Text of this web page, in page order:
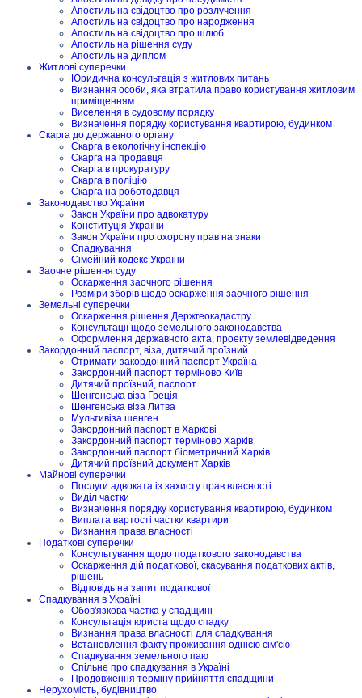
Апостиль на свідоцтво про розлучення
Апостиль на свідоцтво про народження
Апостиль на свідоцтво про шлюб
Апостиль на рішення суду
Апостиль на диплом
Житлові суперечки
Юридична консультація з житлових питань
Визнання особи, яка втратила право користування житловим
приміщенням
Виселення в судовому порядку
Визначення порядку користування квартирою, будинком
Скарга до державного органу
Скарга в екологічну інспекцію
Скарга на продавця
Скарга в прокуратуру
Скарга в поліцію
Скарга на роботодавця
Законодавство України
Закон України про адвокатуру
Конституція України
Закон України про охорону прав на знаки
Спадкування
Сімейний кодекс України
Заочне рішення суду
Оскарження заочного рішення
Розміри зборів щодо оскарження заочного рішення
Земельні суперечки
Оскарження рішення Держгеокадастру
Консультації щодо земельного законодавства
Оформлення державного акта, проекту землевідведення
Закордонний паспорт, віза, дитячий проїзний
Отримати закордонний паспорт Україна
Закордонний паспорт терміново Київ
Дитячий проїзний, паспорт
Шенгенська віза Греція
Шенгенська віза Литва
Мультивіза шенген
Закордонний паспорт в Харкові
Закордонний паспорт терміново Харків
Закордонний паспорт біометричний Харків
Дитячий проїзний документ Харків
Майнові суперечки
Послуги адвоката із захисту прав власності
Виділ частки
Визначення порядку користування квартирою, будинком
Виплата вартості частки квартири
Визнання права власності
Податкові суперечки
Консультування щодо податкового законодавства
Оскарження дій податкової, скасування податкових актів,
рішень
Відповідь на запит податкової
Спадкування в Україні
Обов'язкова частка у спадщині
Консультація юриста щодо спадку
Визнання права власності для спадкування
Встановлення факту проживання однією сім'єю
Спадкування земельного паю
Спільне про спадкування в Україні
Продовження терміну прийняття спадщини
Нерухомість, будівництво